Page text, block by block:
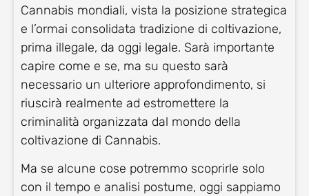
Cannabis mondiali, vista la posizione strategica
e l’ormai consolidata tradizione di coltivazione,
prima illegale, da oggi legale. Sarà importante
capire come e se, ma su questo sarà
necessario un ulteriore approfondimento, si
riuscirà realmente ad estromettere la
criminalità organizzata dal mondo della
coltivazione di Cannabis.
Ma se alcune cose potremmo scoprirle solo
con il tempo e analisi postume, oggi sappiamo